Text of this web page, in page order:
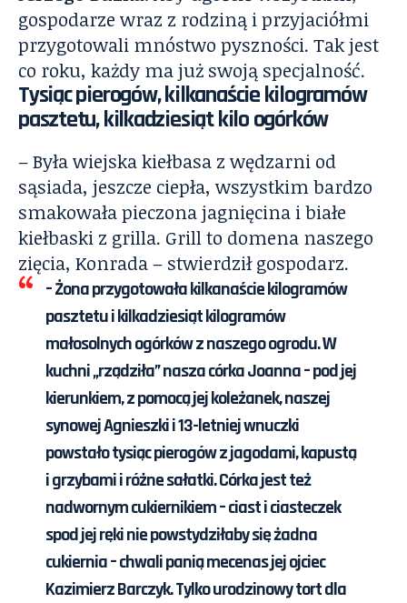
gospodarze wraz z rodziną i przyjaciółmi
przygotowali mnóstwo pyszności. Tak jest
co roku, każdy ma już swoją specjalność.
Tysiąc pierogów, kilkanaście kilogramów
pasztetu, kilkadziesiąt kilo ogórków
– Była wiejska kiełbasa z wędzarni od
sąsiada, jeszcze ciepła, wszystkim bardzo
smakowała pieczona jagnięcina i białe
kiełbaski z grilla. Grill to domena naszego
zięcia, Konrada – stwierdził gospodarz.
– Żona przygotowała kilkanaście kilogramów
pasztetu i kilkadziesiąt kilogramów
małosolnych ogórków z naszego ogrodu. W
kuchni „rządziła” nasza córka Joanna – pod jej
kierunkiem, z pomocą jej koleżanek, naszej
synowej Agnieszki i 13-letniej wnuczki
powstało tysiąc pierogów z jagodami, kapustą
i grzybami i różne sałatki. Córka jest też
nadwornym cukiernikiem – ciast i ciasteczek
spod jej ręki nie powstydziłaby się żadna
cukiernia – chwali panią mecenas jej ojciec
Kazimierz Barczyk. Tylko urodzinowy tort dla